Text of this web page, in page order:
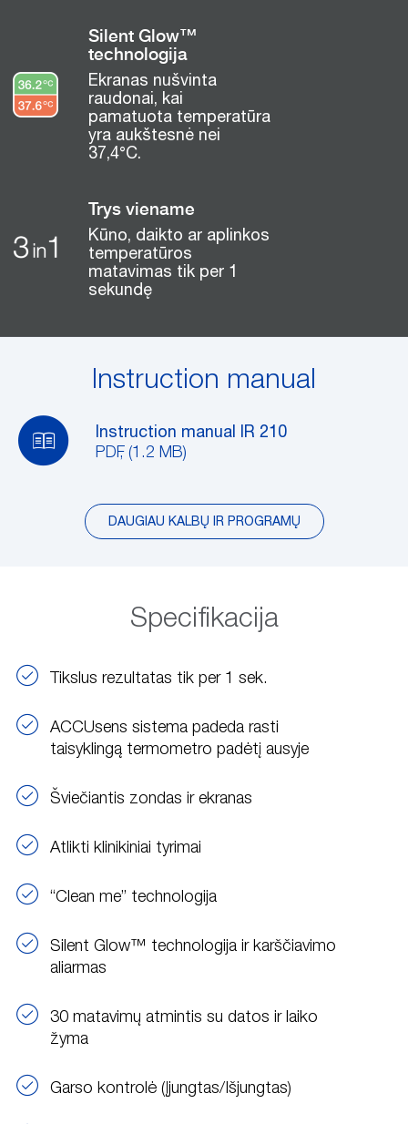
Silent Glow™
technologija
Ekranas nušvinta
raudonai, kai
pamatuota temperatūra
yra aukštesnė nei
37,4°C.
Trys viename
Kūno, daikto ar aplinkos
temperatūros
matavimas tik per 1
sekundę
Instruction manual
Instruction manual IR 210
PDF, (1.2 MB)
DAUGIAU KALBŲ IR PROGRAMŲ
Specifikacija
Tikslus rezultatas tik per 1 sek.
ACCUsens sistema padeda rasti
taisyklingą termometro padėtį ausyje
Šviečiantis zondas ir ekranas
Atlikti klinikiniai tyrimai
“Clean me” technologija
Silent Glow™ technologija ir karščiavimo
aliarmas
30 matavimų atmintis su datos ir laiko
žyma
Garso kontrolė (Įjungtas/Išjungtas)